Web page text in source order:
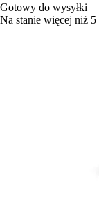
Gotowy do wysyłki
Na stanie więcej niż 5